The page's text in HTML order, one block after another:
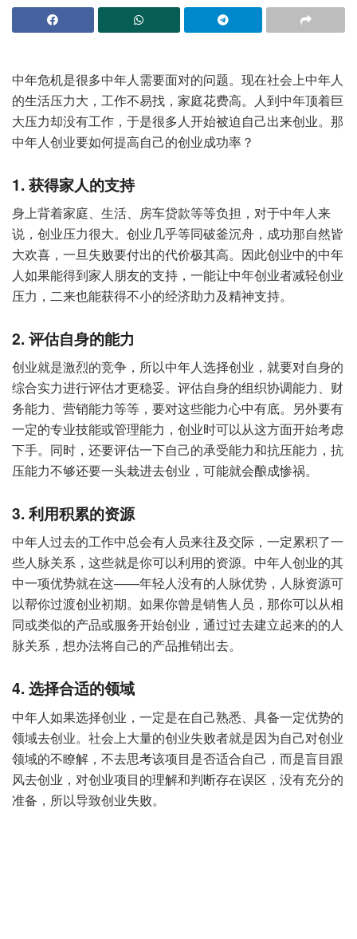
中年危机是很多中年人需要面对的问题。现在社会上中年人
的生活压力大，工作不易找，家庭花费高。人到中年顶着巨
大压力却没有工作，于是很多人开始被迫自己出来创业。那
中年人创业要如何提高自己的创业成功率？
1. 获得家人的支持
身上背着家庭、生活、房车贷款等等负担，对于中年人来
说，创业压力很大。创业几乎等同破釜沉舟，成功那自然皆
大欢喜，一旦失败要付出的代价极其高。因此创业中的中年
人如果能得到家人朋友的支持，一能让中年创业者减轻创业
压力，二来也能获得不小的经济助力及精神支持。
2. 评估自身的能力
创业就是激烈的竞争，所以中年人选择创业，就要对自身的
综合实力进行评估才更稳妥。评估自身的组织协调能力、财
务能力、营销能力等等，要对这些能力心中有底。另外要有
一定的专业技能或管理能力，创业时可以从这方面开始考虑
下手。同时，还要评估一下自己的承受能力和抗压能力，抗
压能力不够还要一头栽进去创业，可能就会酿成惨祸。
3. 利用积累的资源
中年人过去的工作中总会有人员来往及交际，一定累积了一
些人脉关系，这些就是你可以利用的资源。中年人创业的其
中一项优势就在这——年轻人没有的人脉优势，人脉资源可
以帮你过渡创业初期。如果你曾是销售人员，那你可以从相
同或类似的产品或服务开始创业，通过过去建立起来的的人
脉关系，想办法将自己的产品推销出去。
4. 选择合适的领域
中年人如果选择创业，一定是在自己熟悉、具备一定优势的
领域去创业。社会上大量的创业失败者就是因为自己对创业
领域的不瞭解，不去思考该项目是否适合自己，而是盲目跟
风去创业，对创业项目的理解和判断存在误区，没有充分的
准备，所以导致创业失败。